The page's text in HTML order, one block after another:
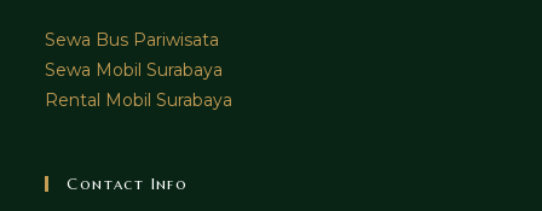
Sewa Bus Pariwisata
Sewa Mobil Surabaya
Rental Mobil Surabaya
Contact Info